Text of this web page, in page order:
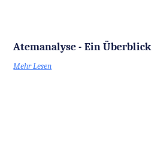
Atemanalyse - Ein Überblick
Mehr Lesen